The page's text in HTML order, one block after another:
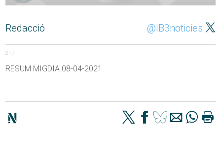
Redacció @IB3noticies
217
RESUM MIGDIA 08-04-2021